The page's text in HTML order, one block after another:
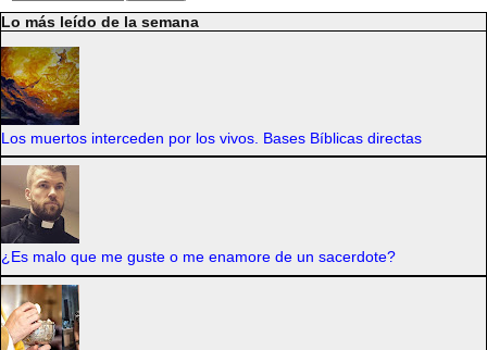
Lo más leído de la semana
Los muertos interceden por los vivos. Bases Bíblicas directas
¿Es malo que me guste o me enamore de un sacerdote?